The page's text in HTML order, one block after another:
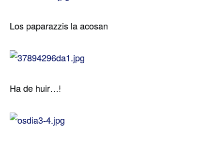
Los paparazzis la acosan
Ha de huir…!